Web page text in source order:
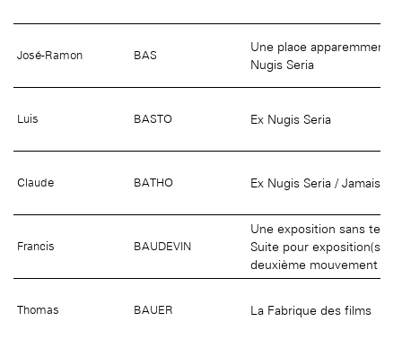
José-Ramon BAS
Une place apparemment
Nugis Seria
Luis BASTO Ex Nugis Seria
Claude BATHO Ex Nugis Seria / Jamais le
Francis BAUDEVIN
Une exposition sans texte
Suite pour exposition(s)
deuxième mouvement
Thomas BAUER La Fabrique des films